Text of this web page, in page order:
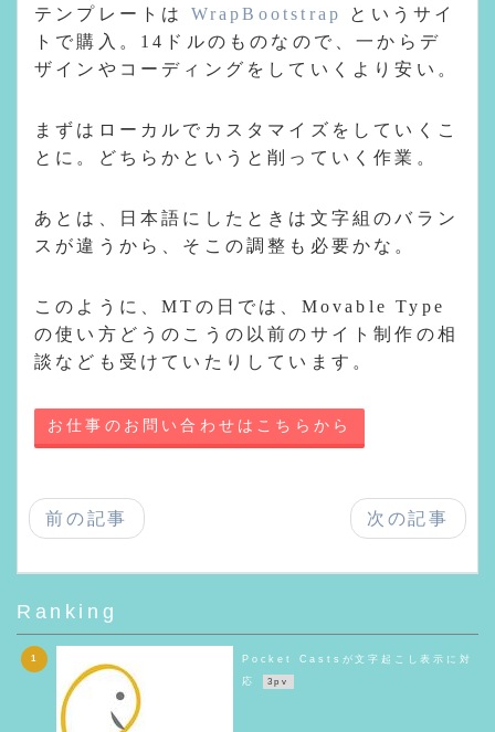
テンプレートは WrapBootstrap
というサイ
トで購入。14ドルのものなので、一からデ
ザインやコーディングをしていくより安い。
まずはローカルでカスタマイズをしていくこ
とに。どちらかというと削っていく作業。
あとは、日本語にしたときは文字組のバラン
スが違うから、そこの調整も必要かな。
このように、MTの日では、Movable Type
の使い方どうのこうの以前のサイト制作の相
談なども受けていたりしています。
お仕事のお問い合わせはこちらから
前の記事 次の記事
Ranking
1
Pocket Castsが文字起こし表示に対
応
3pv